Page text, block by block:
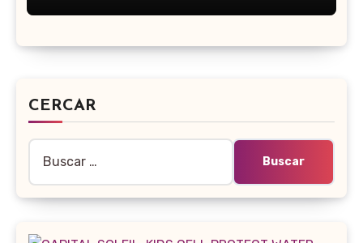
CERCAR